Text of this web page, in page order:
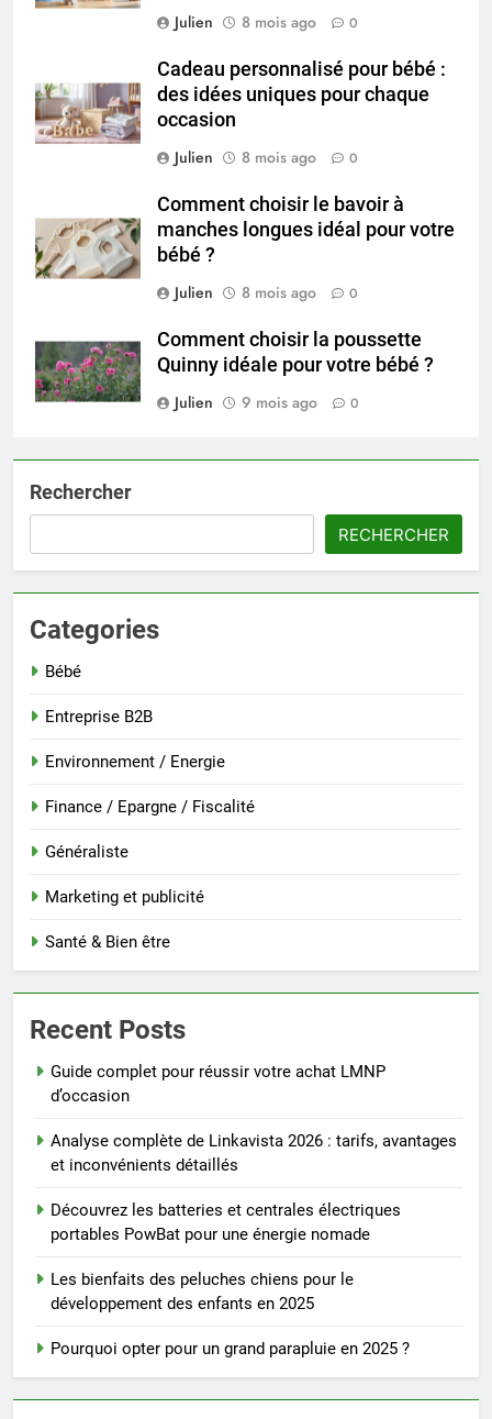
Julien
8 mois ago 0
Cadeau personnalisé pour bébé :
des idées uniques pour chaque
occasion
Julien
8 mois ago 0
Comment choisir le bavoir à
manches longues idéal pour votre
bébé ?
Julien
8 mois ago 0
Comment choisir la poussette
Quinny idéale pour votre bébé ?
Julien
9 mois ago 0
Rechercher
RECHERCHER
Categories
Bébé
Entreprise B2B
Environnement / Energie
Finance / Epargne / Fiscalité
Généraliste
Marketing et publicité
Santé & Bien être
Recent Posts
Guide complet pour réussir votre achat LMNP
d’occasion
Analyse complète de Linkavista 2026 : tarifs, avantages
et inconvénients détaillés
Découvrez les batteries et centrales électriques
portables PowBat pour une énergie nomade
Les bienfaits des peluches chiens pour le
développement des enfants en 2025
Pourquoi opter pour un grand parapluie en 2025 ?